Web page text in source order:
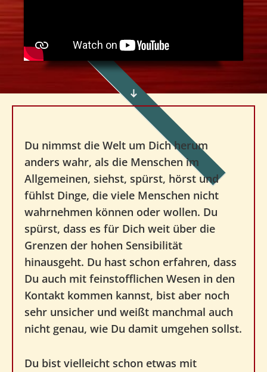
Du nimmst die Welt um Dich herum
anders wahr, als die Menschen im
Allgemeinen, siehst, spürst, hörst und
fühlst Dinge, die viele Menschen nicht
wahrnehmen können oder wollen. Du
spürst, dass es für Dich weit über die
Grenzen der hohen Sensibilität
hinausgeht. Du hast schon erfahren, dass
Du auch mit feinstofflichen Wesen in den
Kontakt kommen kannst, bist aber noch
sehr unsicher und weißt manchmal auch
nicht genau, wie Du damit umgehen sollst.
Du bist vielleicht schon etwas mit